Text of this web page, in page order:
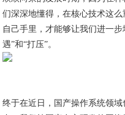
们深深地懂得，在核心技术这
自己手里，才能够让我们进一
遇”和“打压”。
终于在近日，国产操作系统领